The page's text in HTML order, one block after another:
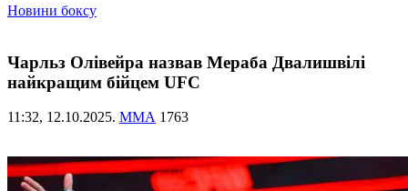
Новини боксу
Чарльз Олівейра назвав Мераба Двалишвілі
найкращим бійцем UFC
11:32, 12.10.2025. ММА 1763